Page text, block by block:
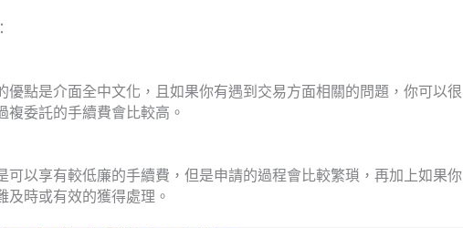
優點是介面全中文化，且如果你有遇到交易方面相關的問題，你可以很
委託的手續費會比較高。
可以享有較低廉的手續費，但是申請的過程會比較繁瑣，再加上如果你
時或有效的獲得處理。